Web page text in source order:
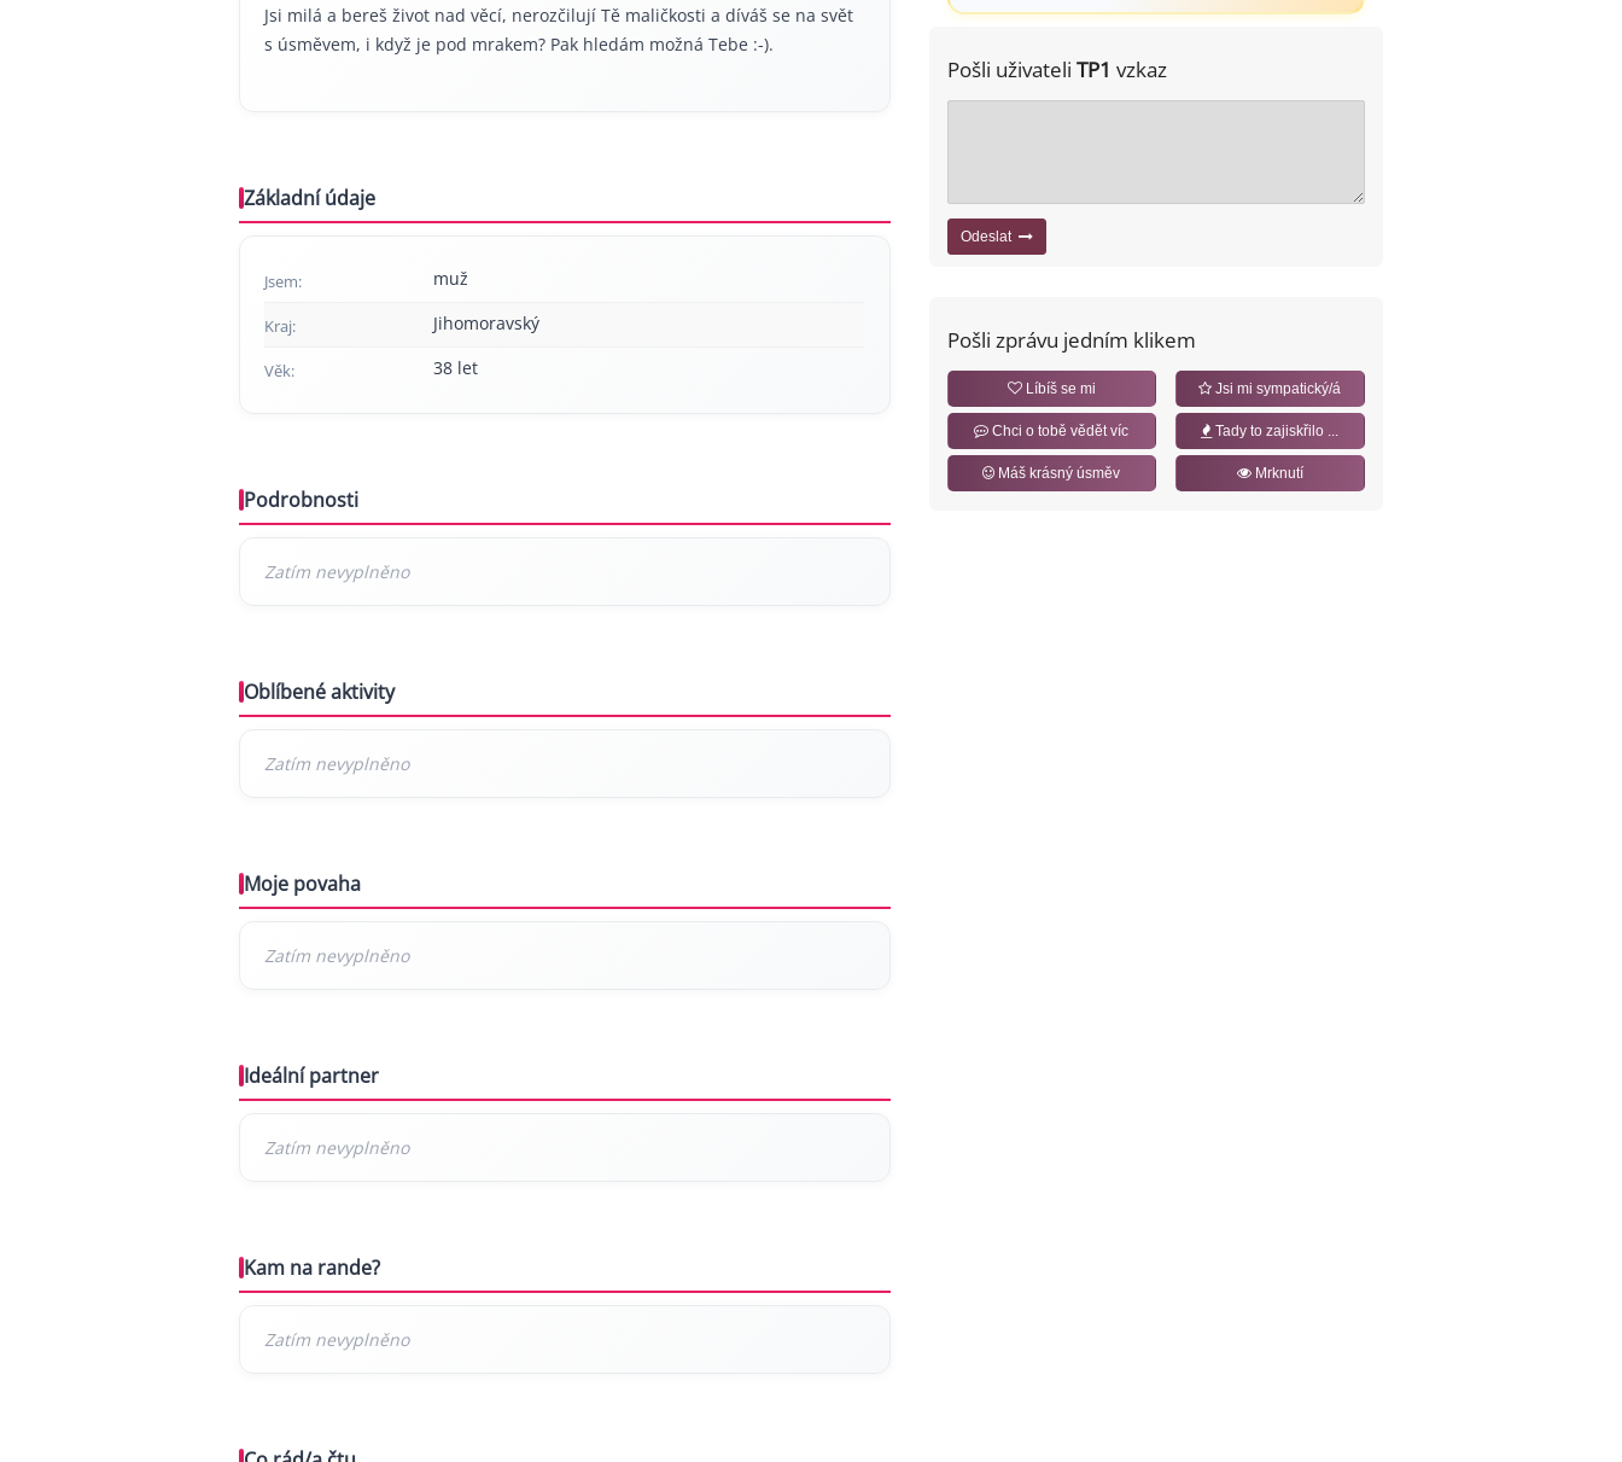
Jsi milá a bereš život nad věcí, nerozčilují Tě maličkosti a díváš se na svět
s úsměvem, i když je pod mrakem? Pak hledám možná Tebe :-).
Základní údaje
Jsem: muž
Kraj: Jihomoravský
Věk: 38 let
Podrobnosti
Oblíbené aktivity
Moje povaha
Ideální partner
Kam na rande?
Pošli uživateli TP1 vzkaz
Odeslat
Pošli zprávu jedním klikem
Líbíš se mi Jsi mi sympatický/á
Chci o tobě vědět víc Tady to zajiskřilo ...
Máš krásný úsměv Mrknutí